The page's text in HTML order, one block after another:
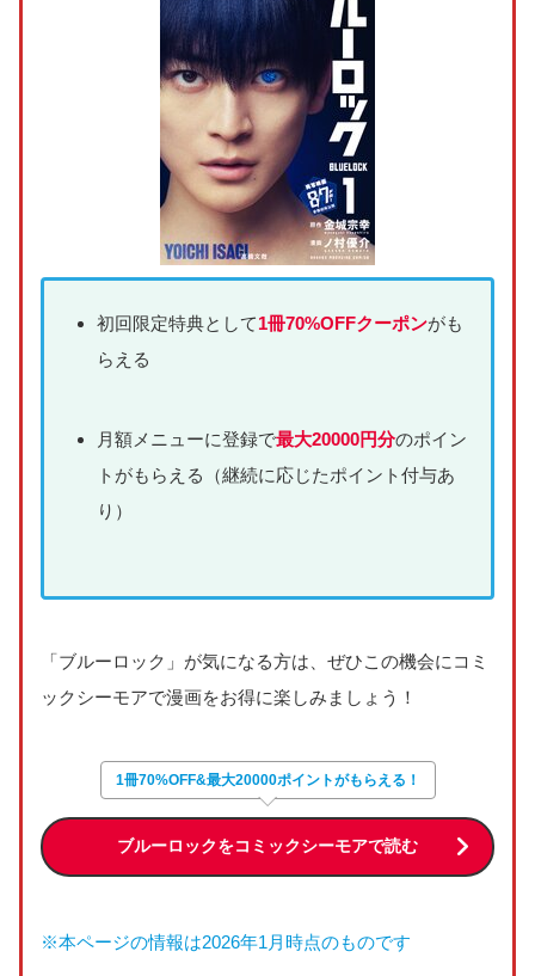
初回限定特典として1冊70%OFFクーポンがも
らえる
月額メニューに登録で最大20000円分のポイン
トがもらえる（継続に応じたポイント付与あ
り）
「ブルーロック」が気になる方は、ぜひこの機会にコミ
ックシーモアで漫画をお得に楽しみましょう！
1冊70%OFF&最大20000ポイントがもらえる！
ブルーロックをコミックシーモアで読む
※本ページの情報は2026年1月時点のものです